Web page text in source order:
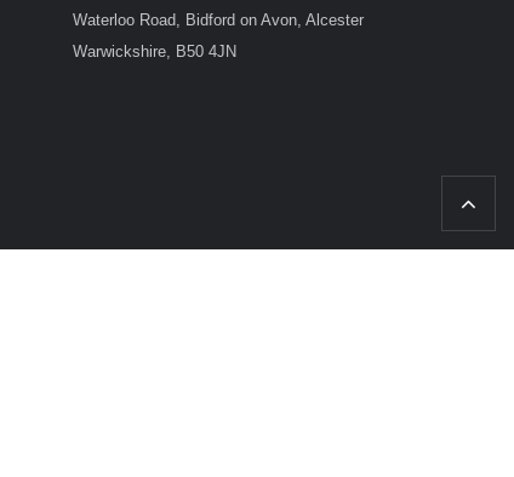
Waterloo Road, Bidford on Avon, Alcester
Warwickshire, B50 4JN